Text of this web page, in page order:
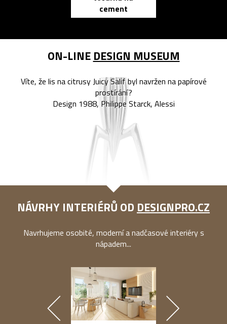
cement
ON-LINE DESIGN MUSEUM
Víte, že lis na citrusy Juicy Salif byl navržen na papírové
prostírání?
Design 1988, Philippe Starck, Alessi
NÁVRHY INTERIÉRŮ OD DESIGNPRO.CZ
Navrhujeme osobité, moderní a nadčasové interiéry s
nápadem...